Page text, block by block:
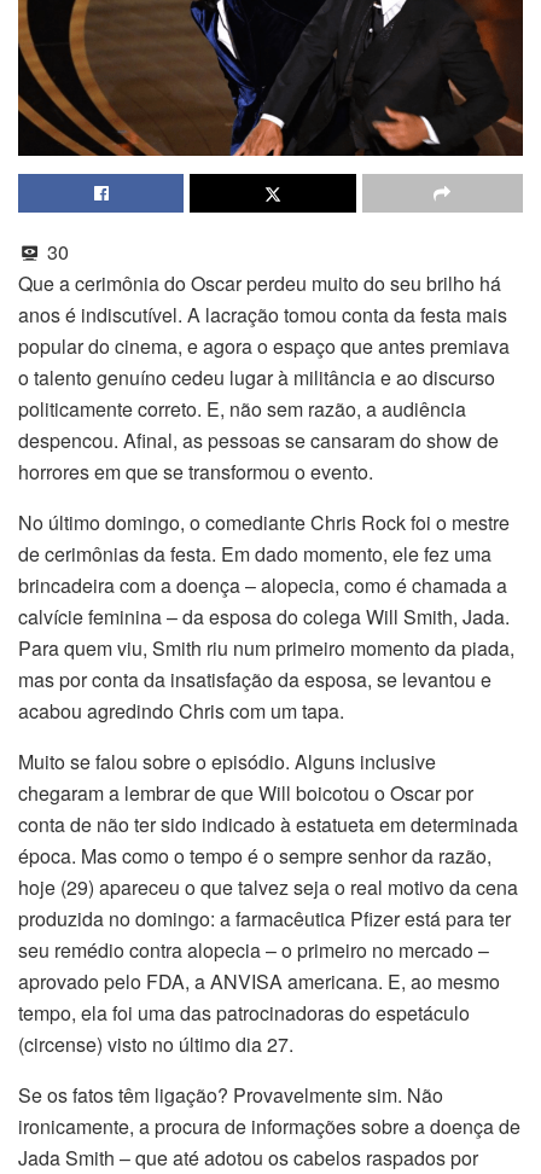
30
Que a cerimônia do Oscar perdeu muito do seu brilho há
anos é indiscutível. A lacração tomou conta da festa mais
popular do cinema, e agora o espaço que antes premiava
o talento genuíno cedeu lugar à militância e ao discurso
politicamente correto. E, não sem razão, a audiência
despencou. Afinal, as pessoas se cansaram do show de
horrores em que se transformou o evento.
No último domingo, o comediante Chris Rock foi o mestre
de cerimônias da festa. Em dado momento, ele fez uma
brincadeira com a doença – alopecia, como é chamada a
calvície feminina – da esposa do colega Will Smith, Jada.
Para quem viu, Smith riu num primeiro momento da piada,
mas por conta da insatisfação da esposa, se levantou e
acabou agredindo Chris com um tapa.
Muito se falou sobre o episódio. Alguns inclusive
chegaram a lembrar de que Will boicotou o Oscar por
conta de não ter sido indicado à estatueta em determinada
época. Mas como o tempo é o sempre senhor da razão,
hoje (29) apareceu o que talvez seja o real motivo da cena
produzida no domingo: a farmacêutica Pfizer está para ter
seu remédio contra alopecia – o primeiro no mercado –
aprovado pelo FDA, a ANVISA americana. E, ao mesmo
tempo, ela foi uma das patrocinadoras do espetáculo
(circense) visto no último dia 27.
Se os fatos têm ligação? Provavelmente sim. Não
ironicamente, a procura de informações sobre a doença de
Jada Smith – que até adotou os cabelos raspados por